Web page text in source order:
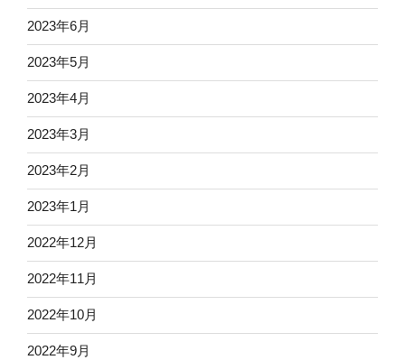
2023年6月
2023年5月
2023年4月
2023年3月
2023年2月
2023年1月
2022年12月
2022年11月
2022年10月
2022年9月